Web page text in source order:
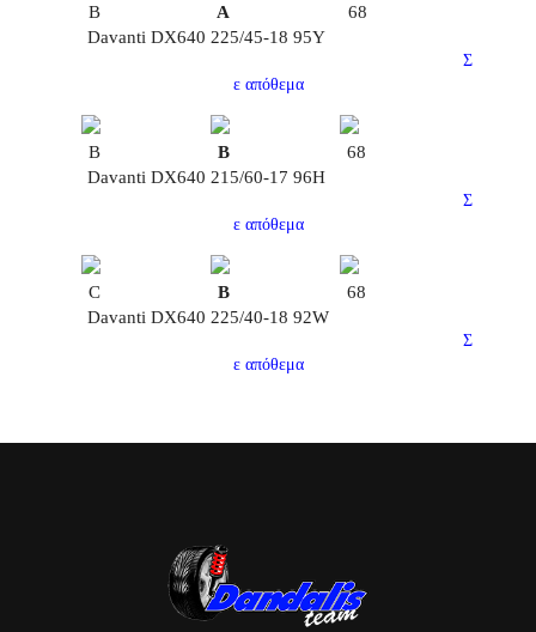
B A
68
Davanti DX640 225/45-18 95Y
Σ
ε απόθεμα
Β B
68
Davanti DX640 215/60-17 96Η
Σ
ε απόθεμα
C B
68
Davanti DX640 225/40-18 92W
Σ
ε απόθεμα